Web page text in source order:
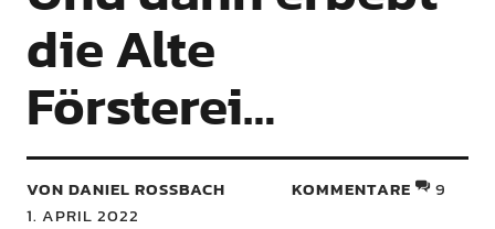
die Alte
Försterei…
VON DANIEL ROSSBACH
1. APRIL 2022
KOMMENTARE 9